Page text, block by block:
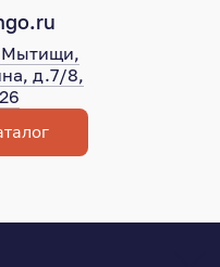
Мытищи,
д.7/8,